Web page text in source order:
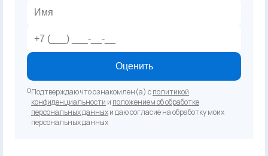
Оценить
Подтверждаю что ознакомлен(а) сполитикой
конфиденциальности и положением об обработке
персональных данныхи даю согласие на обработку моих
персональных данных